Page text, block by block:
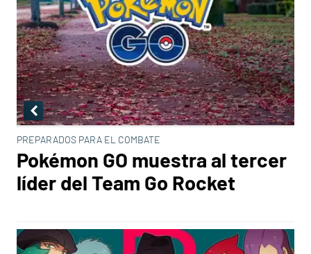
PREPARADOS PARA EL COMBATE
Pokémon GO muestra al tercer
líder del Team Go Rocket